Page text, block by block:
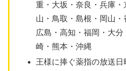
重・大坂・奈良・兵庫
山・鳥取・島根・岡山・
広島・高知・福岡・大
崎・熊本・沖縄
王様に捧ぐ薬指の放送日